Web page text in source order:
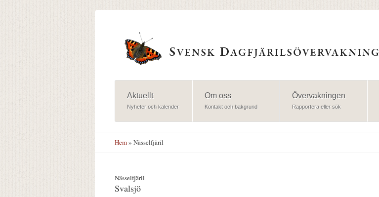
Aktuellt
Nyheter och kalender
Om oss
Kontakt och bakgrund
Övervakningen
Rapportera eller sök
Hem» Nässelfjäril
Nässelfjäril
Svalsjö